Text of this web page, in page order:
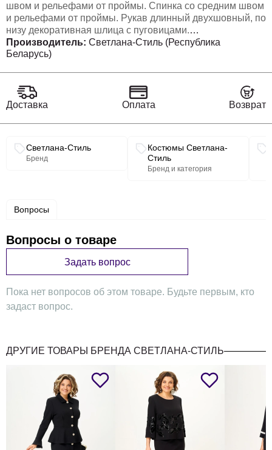
швом и рельефами от проймы. Спинка со средним швом
и рельефами от проймы. Рукав длинный двухшовный, по
низу декоративная шлица с пуговицами.
Юбка женская расширенная к низу, на притачном поясе.
Застежка молния по спинке, на петлю и пуговицу на
посадки резинка по бокам в поясе. Длина юбки ниже
середины икры.
Фурнитура может меняться от наличия.
87 см
Производитель: Светлана-Стиль (Республика
Беларусь)
Доставка Оплата Возврат
Связанные разделы каталога
Светлана-Стиль
Бренд
Костюмы Светлана-
Стиль
Бренд и категория
Вопросы
Вопросы о товаре
Задать вопрос
Пока нет вопросов об этом товаре. Будьте первым, кто
задаст вопрос.
ДРУГИЕ ТОВАРЫ БРЕНДА СВЕТЛАНА-СТИЛЬ